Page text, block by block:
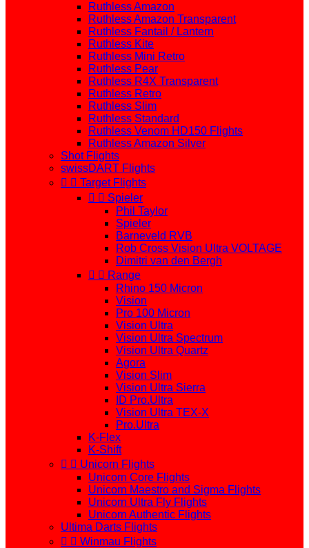
Ruthless Amazon
Ruthless Amazon Transparent
Ruthless Fantail / Lantern
Ruthless Kite
Ruthless Mini Retro
Ruthless Pear
Ruthless R4X Transparent
Ruthless Retro
Ruthless Slim
Ruthless Standard
Ruthless Venom HD150 Flights
Ruthless Amazon Silver
Shot Flights
swissDART Flights
  Target Flights
  Spieler
Phil Taylor
Spieler
Barneveld RVB
Rob Cross Vision Ultra VOLTAGE
Dimitri van den Bergh
  Range
Rhino 150 Micron
Vision
Pro 100 Micron
Vision Ultra
Vision Ultra Spectrum
Vision Ultra Quartz
Agora
Vision Slim
Vision Ultra Sierra
ID Pro.Ultra
Vision Ultra TEX-X
Pro.Ultra
K-Flex
K-Shift
  Unicorn Flights
Unicorn Core Flights
Unicorn Maestro and Sigma Flights
Unicorn Ultra Fly Flights
Unicorn Authentic Flights
Ultima Darts Flights
  Winmau Flights